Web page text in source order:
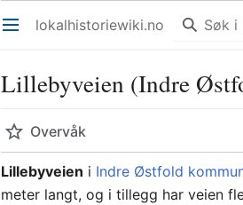
Åpne hovedmenyen lokalhistoriewiki.no
Lillebyveien (Indre
Overvåk
Lillebyveien i Indre Østfold
meter langt, og i tillegg har veien